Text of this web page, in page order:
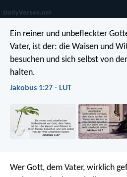
Ein reiner und unbefleckter
Vater, ist der: die Waisen und
besuchen und sich selbst von
halten.
Jakobus 1:27 - LUT
Wer Gott, dem Vater, wirklich